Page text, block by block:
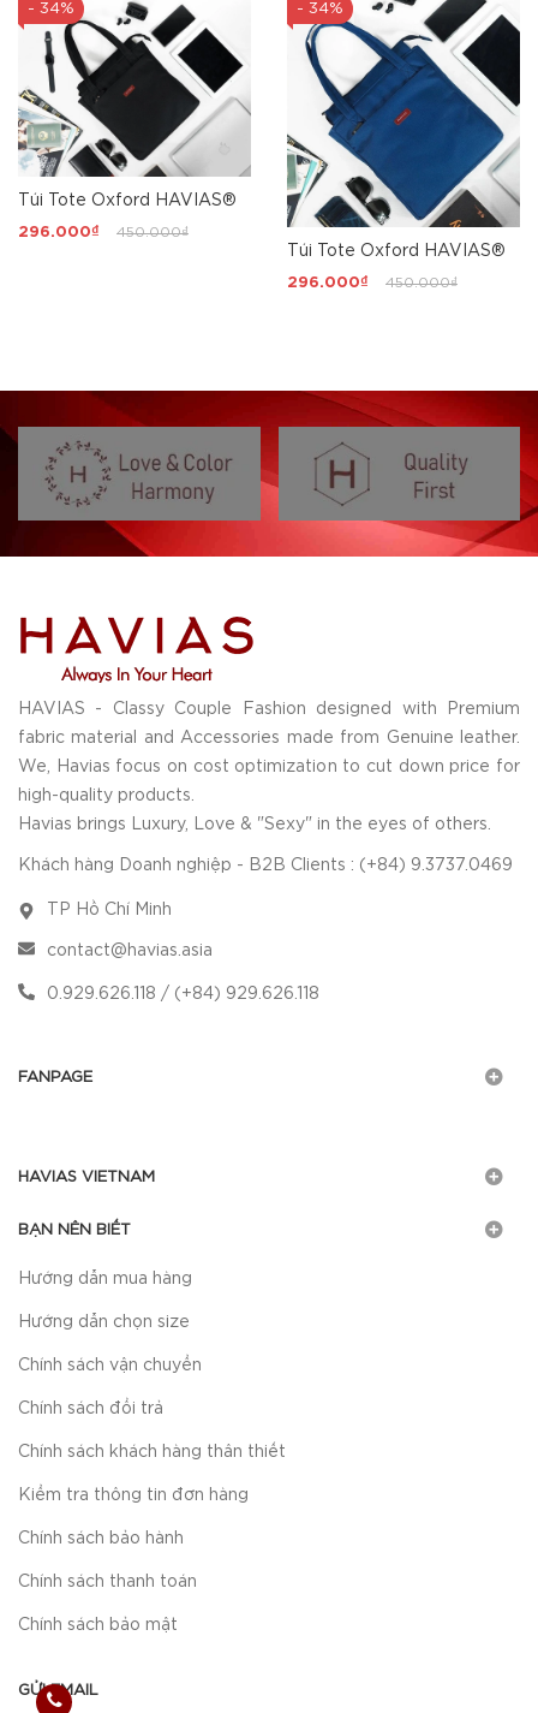
- 34%
Túi Tote Oxford HAVIAS®
296.000₫ 450.000₫
- 34%
Túi Tote Oxford HAVIAS®
296.000₫ 450.000₫
HAVIAS - Classy Couple Fashion designed with Premium
fabric material and Accessories made from Genuine leather.
We, Havias focus on cost optimization to cut down price for
high-quality products.
Havias brings Luxury, Love & "Sexy" in the eyes of others.
Khách hàng Doanh nghiệp - B2B Clients : (+84) 9.3737.0469
TP Hồ Chí Minh
contact@havias.asia
0.929.626.118 / (+84) 929.626.118
FANPAGE
HAVIAS VIETNAM
BẠN NÊN BIẾT
Hướng dẫn mua hàng
Hướng dẫn chọn size
Chính sách vận chuyển
Chính sách đổi trả
Chính sách khách hàng thân thiết
Kiểm tra thông tin đơn hàng
Chính sách bảo hành
Chính sách thanh toán
Chính sách bảo mật
GỬI EMAIL